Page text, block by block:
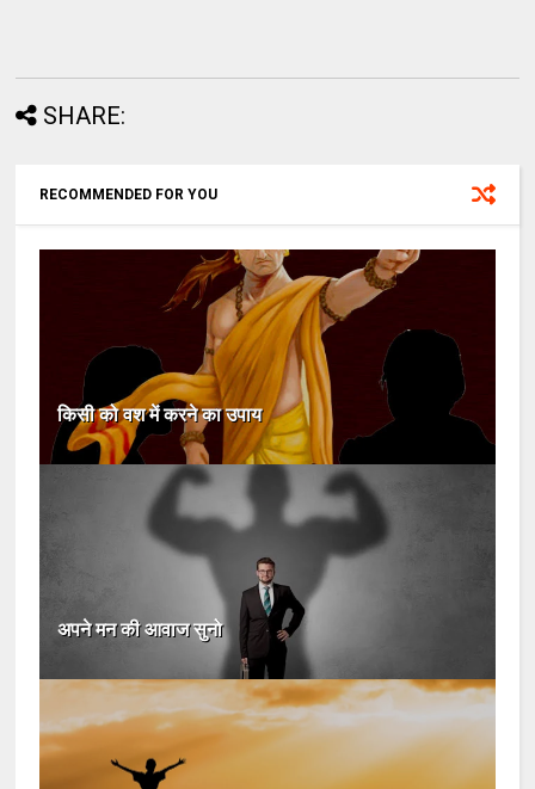
SHARE:
RECOMMENDED FOR YOU
किसी को वश में करने का उपाय
अपने मन की आवाज सुनो